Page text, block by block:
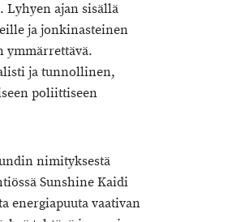
Lyhyen ajan sisällä
ja jonkinasteinen
ymmärrettävä.
ja tunnollinen,
poliittiseen
nimityksestä
Sunshine Kaidi
energiapuuta vaativan